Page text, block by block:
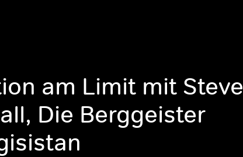
am Limit mit Steve
Die Berggeister